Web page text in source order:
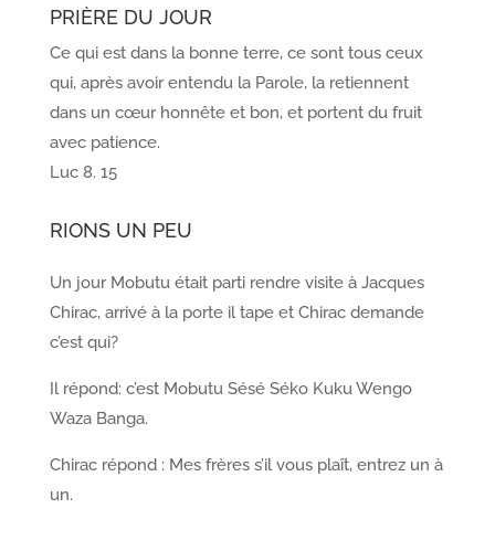
PRIÈRE DU JOUR
Ce qui est dans la bonne terre, ce sont tous ceux
qui, après avoir entendu la Parole, la retiennent
dans un cœur honnête et bon, et portent du fruit
avec patience.
Luc 8. 15
RIONS UN PEU
Un jour Mobutu était parti rendre visite à Jacques
Chirac, arrivé à la porte il tape et Chirac demande
c’est qui?
Il répond: c’est Mobutu Sésé Séko Kuku Wengo
Waza Banga.
Chirac répond : Mes frères s’il vous plaît, entrez un à
un.